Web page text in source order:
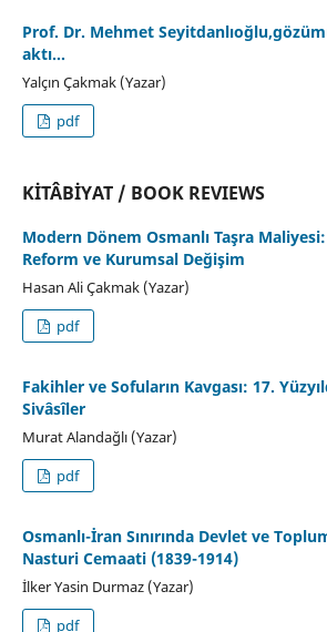
Prof. Dr. Mehmet
aktı…
Yalçın Çakmak (Yazar)
pdf
KİTÂBİYAT / BOOK REVIEWS
Modern Dönem Osmanlı Taşra
Reform ve Kurumsal Değişim
Hasan Ali Çakmak (Yazar)
pdf
Fakihler ve Sofuların Kavgası: 17.
Sivâsîler
Murat Alandağlı (Yazar)
pdf
Osmanlı-İran Sınırında Devlet ve
Nasturi Cemaati (1839-1914)
İlker Yasin Durmaz (Yazar)
pdf